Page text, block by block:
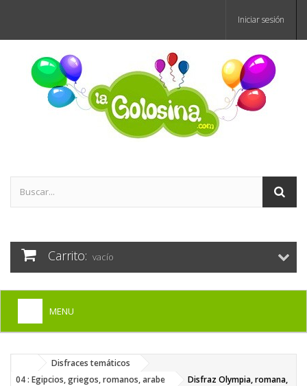
Iniciar sesión
Carrito: vacío
MENU
+
Disfraces temáticos
04 : Egipcios, griegos, romanos, arabe
Disfraz Olympia, romana,